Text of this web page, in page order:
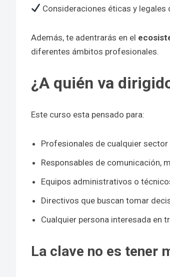
Consideraciones éticas y
Además, te adentrarás en el
diferentes ámbitos profesionales.
¿A quién va
Este curso esta pensado para:
Profesionales de cualquier sector
Responsables de comunicación,
Equipos administrativos o
Directivos que buscan tomar
Cualquier persona interesada en
La clave no es tener